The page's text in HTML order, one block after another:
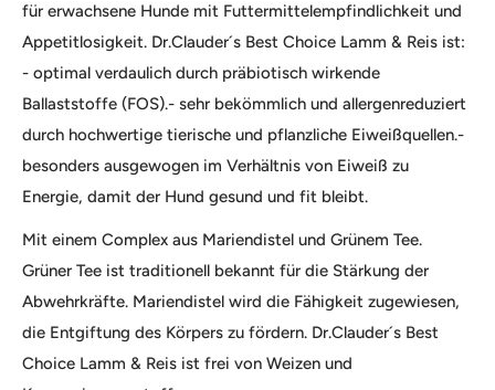
für erwachsene Hunde mit Futtermittelempfindlichkeit und
Appetitlosigkeit. Dr.Clauder´s Best Choice Lamm & Reis ist:
- optimal verdaulich durch präbiotisch wirkende
Ballaststoffe (FOS).- sehr bekömmlich und allergenreduziert
durch hochwertige tierische und pflanzliche Eiweißquellen.-
besonders ausgewogen im Verhältnis von Eiweiß zu
Energie, damit der Hund gesund und fit bleibt.
Mit einem Complex aus Mariendistel und Grünem Tee.
Grüner Tee ist traditionell bekannt für die Stärkung der
Abwehrkräfte. Mariendistel wird die Fähigkeit zugewiesen,
die Entgiftung des Körpers zu fördern. Dr.Clauder´s Best
Choice Lamm & Reis ist frei von Weizen und